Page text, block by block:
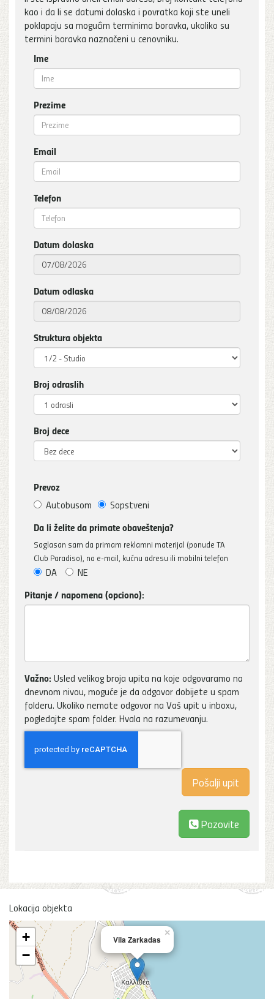
kao i da li se datumi dolaska i povratka koji ste uneli
poklapaju sa mogućim terminima boravka, ukoliko su
termini boravka naznačeni u cenovniku.
Ime
Prezime
Email
Telefon
Datum dolaska
Datum odlaska
Struktura objekta
Broj odraslih
Broj dece
Prevoz
Autobusom Sopstveni
Da li želite da primate obaveštenja?
Saglasan sam da primam reklamni materijal (ponude TA
Club Paradiso), na e-mail, kućnu adresu ili mobilni telefon
DA NE
Pitanje / napomena (opciono):
Važno: Usled velikog broja upita na koje odgovaramo na
dnevnom nivou, moguće je da odgovor dobijete u spam
folderu. Ukoliko nemate odgovor na Vaš upit u inboxu,
pogledajte spam folder. Hvala na razumevanju.
Pozovite
Lokacija objekta
Vila Zarkadas
×
+
−